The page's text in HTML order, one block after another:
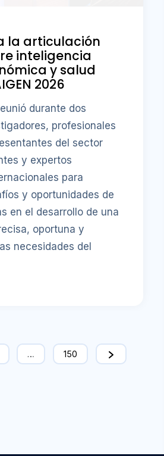
la articulación
inteligencia
y salud
2026
durante dos
profesionales
del sector
y expertos
para
y oportunidades de
en el desarrollo de una
oportuna y
necesidades del
… 150